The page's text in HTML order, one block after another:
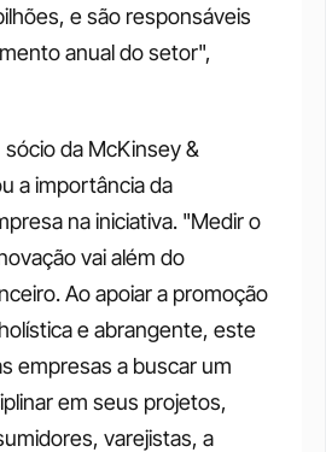
e são responsáveis
anual do setor",
da McKinsey &
a importância da
na iniciativa. "Medir o
vai além do
Ao apoiar a promoção
e abrangente, este
empresas a buscar um
em seus projetos,
varejistas, a